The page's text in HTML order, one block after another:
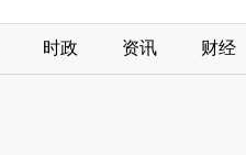
时政 资讯 财经